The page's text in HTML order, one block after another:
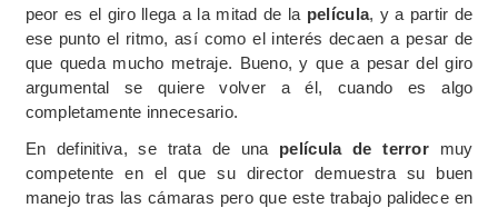
peor es el giro llega a la mitad de la película, y a partir de
ese punto el ritmo, así como el interés decaen a pesar de
que queda mucho metraje. Bueno, y que a pesar del giro
argumental se quiere volver a él, cuando es algo
completamente innecesario.
En definitiva, se trata de una película de terror muy
competente en el que su director demuestra su buen
manejo tras las cámaras pero que este trabajo palidece en